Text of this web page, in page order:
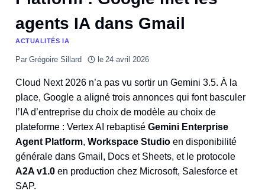
agents IA dans Gmail
ACTUALITÉS IA
Par Grégoire Sillard le 24 avril 2026
Cloud Next 2026 n’a pas vu sortir un Gemini 3.5. À la
place, Google a aligné trois annonces qui font basculer
l’IA d’entreprise du choix de modèle au choix de
plateforme : Vertex AI rebaptisé Gemini Enterprise
Agent Platform, Workspace Studio en disponibilité
générale dans Gmail, Docs et Sheets, et le protocole
A2A v1.0 en production chez Microsoft, Salesforce et
SAP.